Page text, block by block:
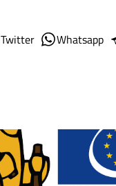
Twitter Whatsapp